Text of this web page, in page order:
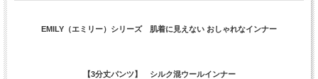
EMILY（エミリー）シリーズ 肌着に見えない おしゃれなインナー
【3分丈パンツ】 シルク混ウールインナー